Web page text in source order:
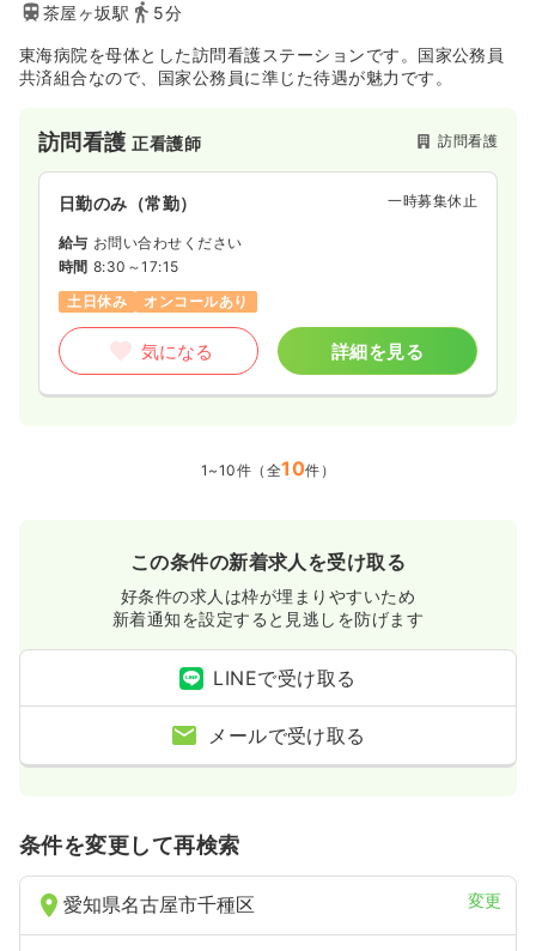
茶屋ヶ坂駅
5分
東海病院を母体とした訪問看護ステーションです。国家公務員
共済組合なので、国家公務員に準じた待遇が魅力です。
訪問看護正看護師 訪問看護
日勤のみ（常勤） 一時募集休止
給与 お問い合わせください
時間 8:30～17:15
土日休み
オンコールあり
気になる 詳細を見る
1~10件（全10件）
この条件の新着求人を受け取る
好条件の求人は枠が埋まりやすいため
新着通知を設定すると見逃しを防げます
LINEで受け取る
メールで受け取る
条件を変更して再検索
愛知県名古屋市千種区 変更